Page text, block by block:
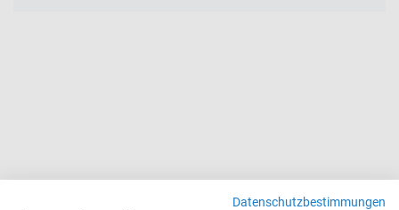
Datenschutzbestimmungen